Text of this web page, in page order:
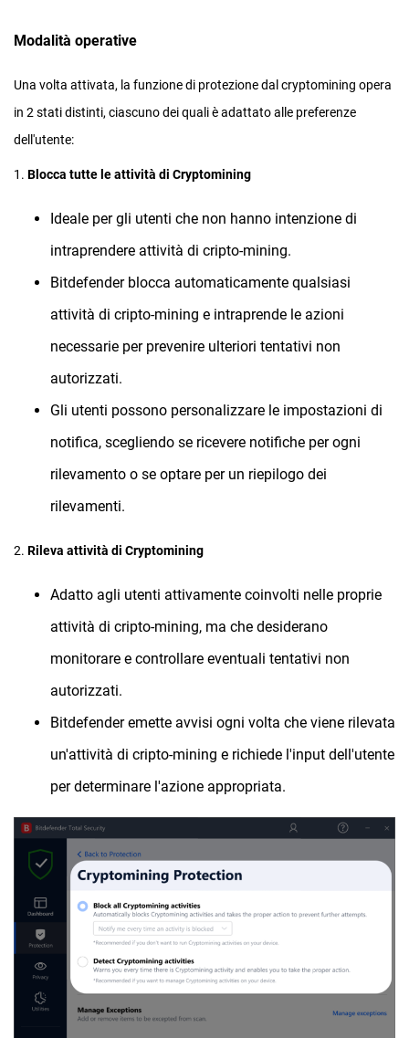
Modalità operative
Una volta attivata, la funzione di protezione dal cryptomining opera
in 2 stati distinti, ciascuno dei quali è adattato alle preferenze
dell'utente:
1. Blocca tutte le attività di Cryptomining
Ideale per gli utenti che non hanno intenzione di
intraprendere attività di cripto-mining.
Bitdefender blocca automaticamente qualsiasi
attività di cripto-mining e intraprende le azioni
necessarie per prevenire ulteriori tentativi non
autorizzati.
Gli utenti possono personalizzare le impostazioni di
notifica, scegliendo se ricevere notifiche per ogni
rilevamento o se optare per un riepilogo dei
rilevamenti.
2. Rileva attività di Cryptomining
Adatto agli utenti attivamente coinvolti nelle proprie
attività di cripto-mining, ma che desiderano
monitorare e controllare eventuali tentativi non
autorizzati.
Bitdefender emette avvisi ogni volta che viene rilevata
un'attività di cripto-mining e richiede l'input dell'utente
per determinare l'azione appropriata.